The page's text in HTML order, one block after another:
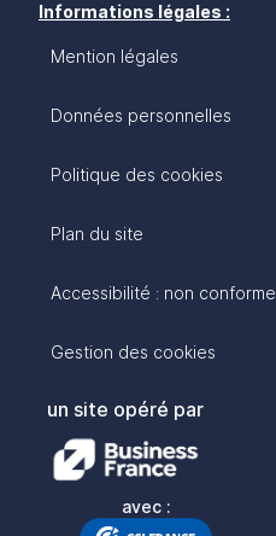
Informations légales :
Mention légales
Données personnelles
Politique des cookies
Plan du site
Accessibilité : non conforme
Gestion des cookies
un site opéré par
avec :